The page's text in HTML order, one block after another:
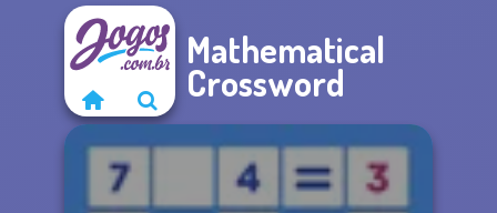
Mathematical
Crossword